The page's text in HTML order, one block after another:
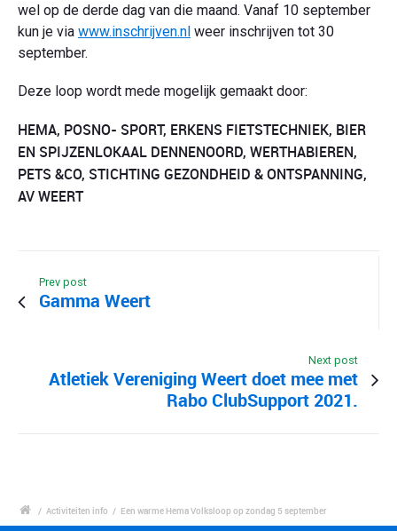
wel op de derde dag van die maand. Vanaf 10 september
kun je via www.inschrijven.nl weer inschrijven tot 30
september.
Deze loop wordt mede mogelijk gemaakt door:
HEMA, POSNO- SPORT, ERKENS FIETSTECHNIEK, BIER
EN SPIJZENLOKAAL DENNENOORD, WERTHABIEREN,
PETS &CO, STICHTING GEZONDHEID & ONTSPANNING,
AV WEERT
Prev post
Gamma Weert
Next post
Atletiek Vereniging Weert doet mee met
Rabo ClubSupport 2021.
/ Activiteiten info / Een warme Hema Volksloop op zondag 5 september